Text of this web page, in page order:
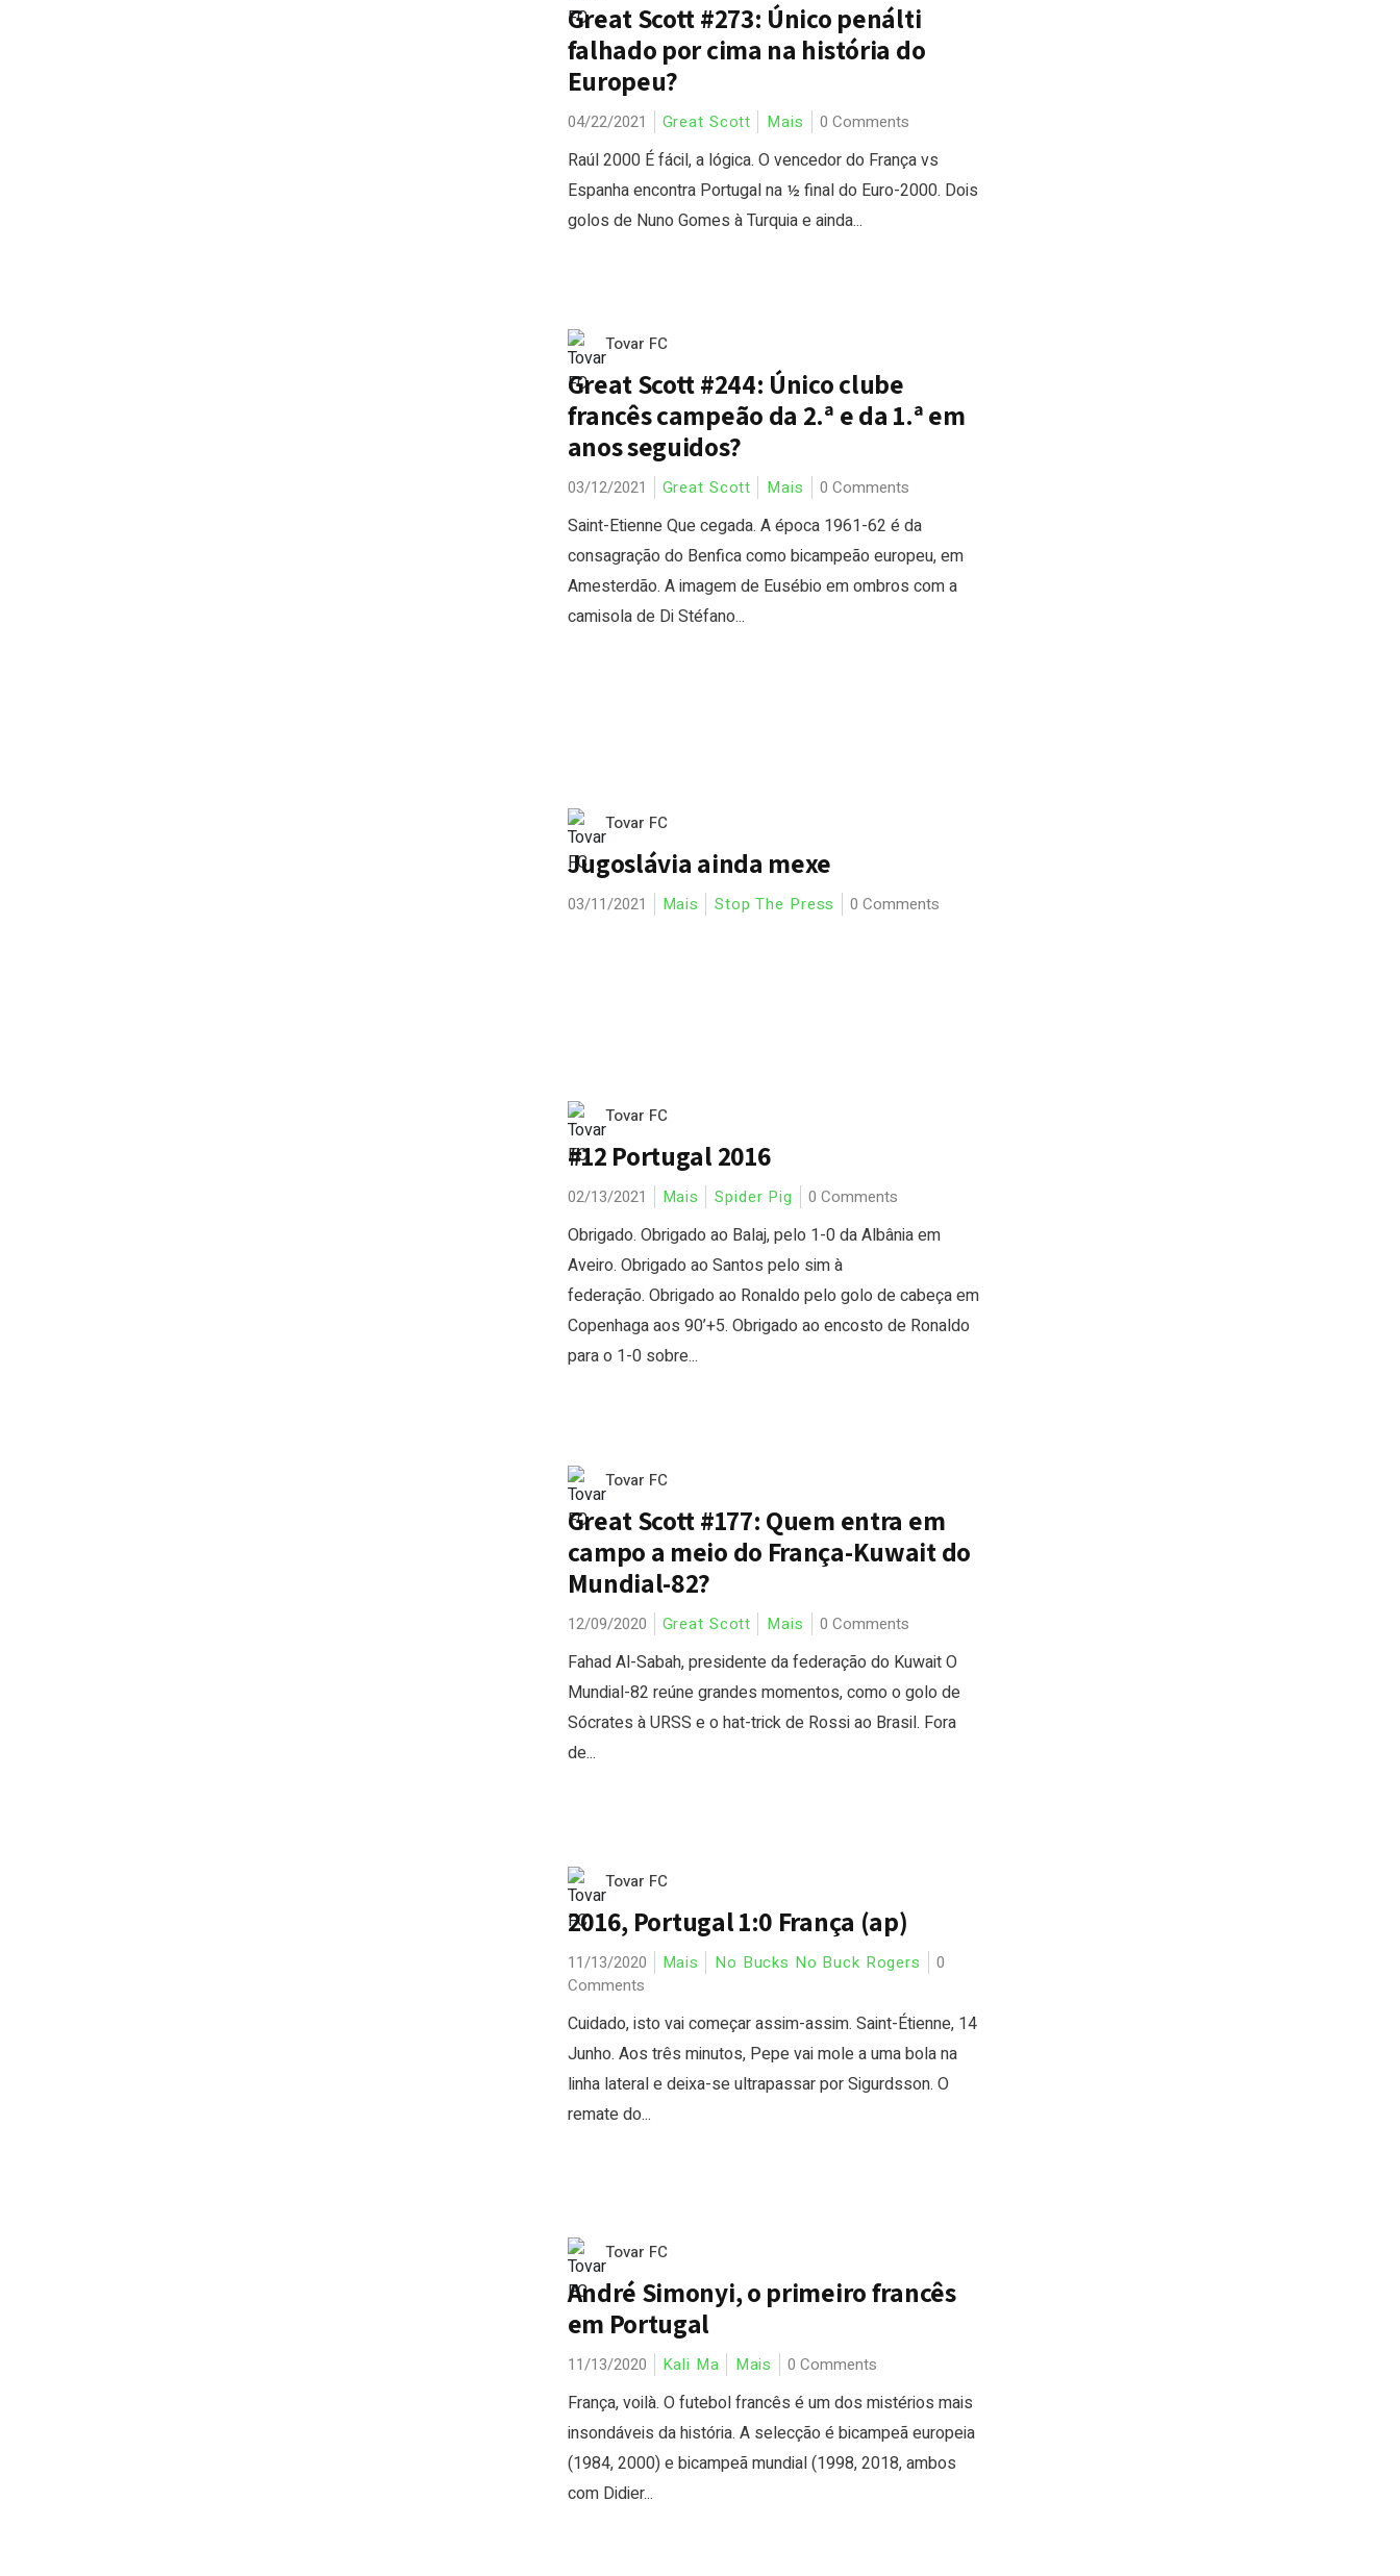
Great Scott #273: Único penálti
falhado por cima na história do
Europeu?
04/22/2021 Great Scott Mais 0 Comments
Raúl 2000 É fácil, a lógica. O vencedor do França vs
Espanha encontra Portugal na ½ final do Euro-2000. Dois
golos de Nuno Gomes à Turquia e ainda...
Tovar FC
Great Scott #244: Único clube
francês campeão da 2.ª e da 1.ª em
anos seguidos?
03/12/2021 Great Scott Mais 0 Comments
Saint-Etienne Que cegada. A época 1961-62 é da
consagração do Benfica como bicampeão europeu, em
Amesterdão. A imagem de Eusébio em ombros com a
camisola de Di Stéfano...
Tovar FC
Jugoslávia ainda mexe
03/11/2021 Mais Stop The Press 0 Comments
Tovar FC
#12 Portugal 2016
02/13/2021 Mais Spider Pig 0 Comments
Obrigado. Obrigado ao Balaj, pelo 1-0 da Albânia em
Aveiro. Obrigado ao Santos pelo sim à
federação. Obrigado ao Ronaldo pelo golo de cabeça em
Copenhaga aos 90’+5. Obrigado ao encosto de Ronaldo
para o 1-0 sobre...
Tovar FC
Great Scott #177: Quem entra em
campo a meio do França-Kuwait do
Mundial-82?
12/09/2020 Great Scott Mais 0 Comments
Fahad Al-Sabah, presidente da federação do Kuwait O
Mundial-82 reúne grandes momentos, como o golo de
Sócrates à URSS e o hat-trick de Rossi ao Brasil. Fora
de...
Tovar FC
2016, Portugal 1:0 França (ap)
11/13/2020 Mais No Bucks No Buck Rogers
0
Comments
Cuidado, isto vai começar assim-assim. Saint-Étienne, 14
Junho. Aos três minutos, Pepe vai mole a uma bola na
linha lateral e deixa-se ultrapassar por Sigurdsson. O
remate do...
Tovar FC
André Simonyi, o primeiro francês
em Portugal
11/13/2020 Kali Ma Mais 0 Comments
França, voilà. O futebol francês é um dos mistérios mais
insondáveis da história. A selecção é bicampeã europeia
(1984, 2000) e bicampeã mundial (1998, 2018, ambos
com Didier...